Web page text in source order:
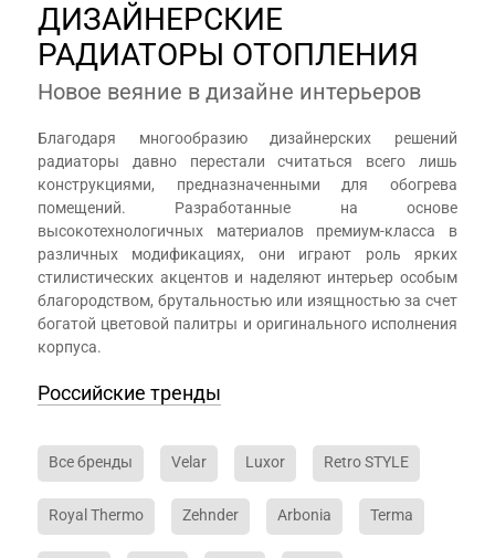
ДИЗАЙНЕРСКИЕ
РАДИАТОРЫ ОТОПЛЕНИЯ
Новое веяние в дизайне интерьеров
Благодаря многообразию дизайнерских решений
радиаторы давно перестали считаться всего лишь
конструкциями, предназначенными для обогрева
помещений. Разработанные на основе
высокотехнологичных материалов премиум-класса в
различных модификациях, они играют роль ярких
стилистических акцентов и наделяют интерьер особым
благородством, брутальностью или изящностью за счет
богатой цветовой палитры и оригинального исполнения
корпуса.
Российские тренды
Все бренды Velar Luxor Retro STYLE
Royal Thermo Zehnder Arbonia Terma